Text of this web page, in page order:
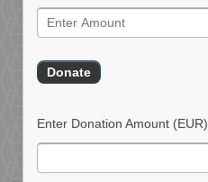
Enter Donation Amount (EUR)